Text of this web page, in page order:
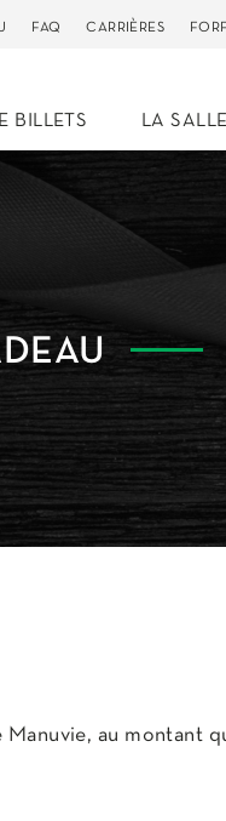
FAQ CARRIÈRES
BILLETS LA SALLE
au montant